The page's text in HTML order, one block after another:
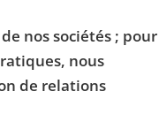
nos sociétés ; pour
nous
de relations